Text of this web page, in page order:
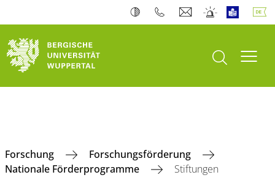
Suche öffnen
Forschung
Forschungsförderung
Nationale Förderprogramme
Stiftungen